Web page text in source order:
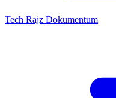
Tech Rajz Dokumentum